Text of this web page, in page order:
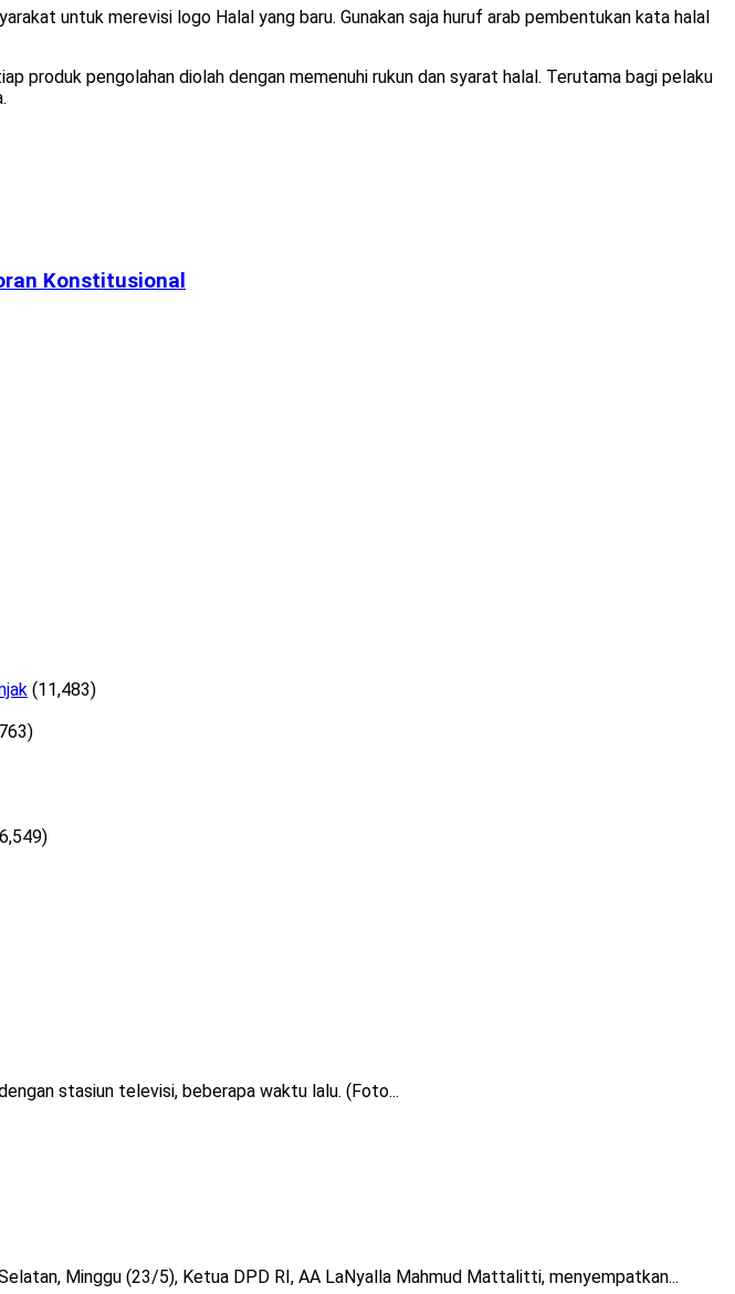
untuk merevisi logo Halal yang baru. Gunakan saja huruf arab pembentukan kata halal
produk pengolahan diolah dengan memenuhi rukun dan syarat halal. Terutama bagi pelaku
Konstitusional
(11,483)
stasiun televisi, beberapa waktu lalu. (Foto...
Minggu (23/5), Ketua DPD RI, AA LaNyalla Mahmud Mattalitti, menyempatkan...